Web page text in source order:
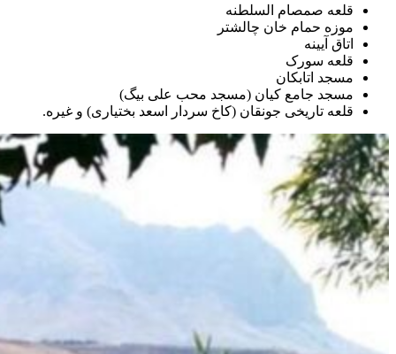
قلعه صمصام‌ السلطنه
موزه حمام خان چالشتر
اتاق آیینه
قلعه سورک
مسجد اتابکان
مسجد جامع کیان (مسجد محب علی بیگ)
قلعه تاریخی جونقان (کاخ سردار اسعد بختیاری) و غیره.